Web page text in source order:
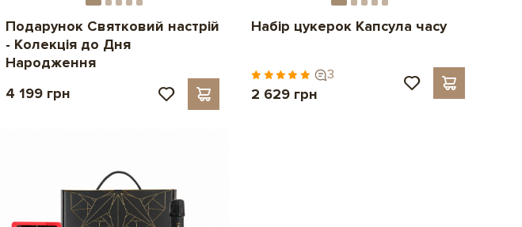
Подарунок Святковий настрій
- Колекція до Дня
Народження
4 199 грн
Набір цукерок Капсула часу
3
2 629 грн